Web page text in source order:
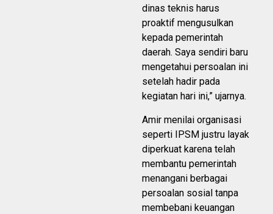
dinas teknis harus
proaktif mengusulkan
kepada pemerintah
daerah. Saya sendiri baru
mengetahui persoalan ini
setelah hadir pada
kegiatan hari ini,” ujarnya.
Amir menilai organisasi
seperti IPSM justru layak
diperkuat karena telah
membantu pemerintah
menangani berbagai
persoalan sosial tanpa
membebani keuangan